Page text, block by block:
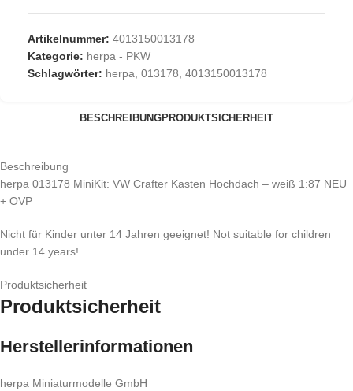
Artikelnummer: 4013150013178
Kategorie: herpa - PKW
Schlagwörter: herpa, 013178, 4013150013178
BESCHREIBUNGPRODUKTSICHERHEIT
Beschreibung
herpa 013178 MiniKit: VW Crafter Kasten Hochdach – weiß 1:87 NEU
+ OVP
Nicht für Kinder unter 14 Jahren geeignet! Not suitable for children
under 14 years!
Produktsicherheit
Produktsicherheit
Herstellerinformationen
herpa Miniaturmodelle GmbH